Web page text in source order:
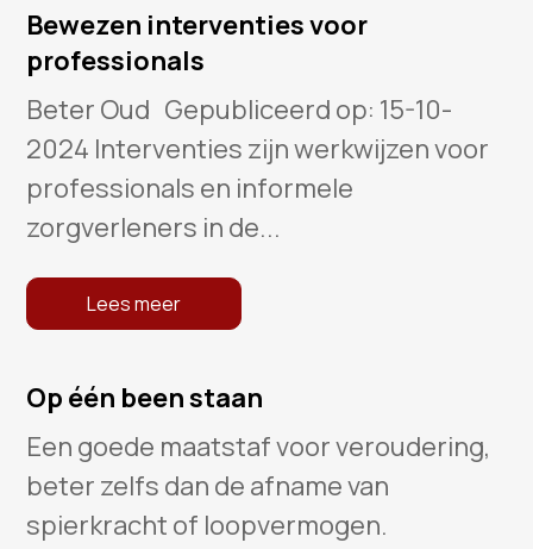
Bewezen interventies voor
professionals
Beter Oud Gepubliceerd op: 15-10-
2024 Interventies zijn werkwijzen voor
professionals en informele
zorgverleners in de...
Lees meer
Op één been staan
Een goede maatstaf voor veroudering,
beter zelfs dan de afname van
spierkracht of loopvermogen.